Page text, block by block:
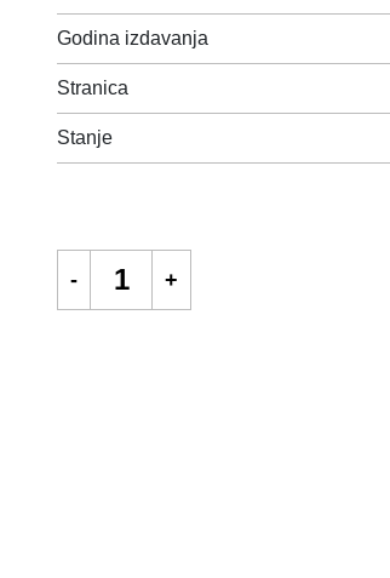
Godina izdavanja
Stranica
Stanje